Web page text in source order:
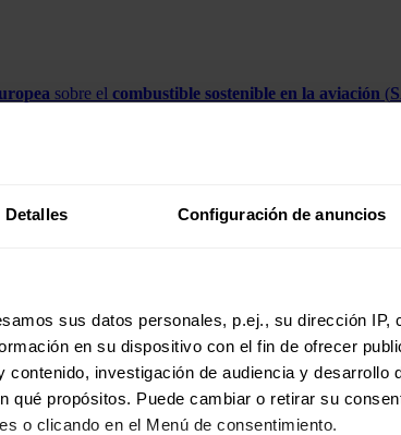
Detalles Configuración de anuncios
sus datos personales, p.ej., su dirección IP,
en su dispositivo con el fin de ofrecer
contenido, investigación de audiencia y desarrollo
qué propósitos. Puede cambiar o retirar su
o clicando en el Menú de consentimiento.
sobre el combustible sostenible en la aviación (
que impondrán el uso de al menos un 70% de
a los aviones en 2050
verdes a los aviones que operen en la UE en
ha mostrado su satisfacción por este nuevo
implementación con éxito: su escasa producción -en